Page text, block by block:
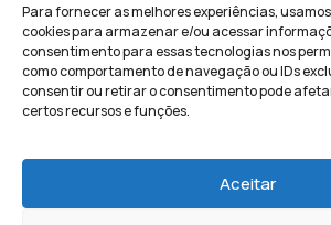
Para fornecer as melhores experiências,
cookies para armazenar e/ou acessar
consentimento para essas tecnologias nos
como comportamento de navegação ou IDs
consentir ou retirar o consentimento pode
certos recursos e funções.
Aceitar
Compartilhe este conteúdo
Isabeli Azevedo